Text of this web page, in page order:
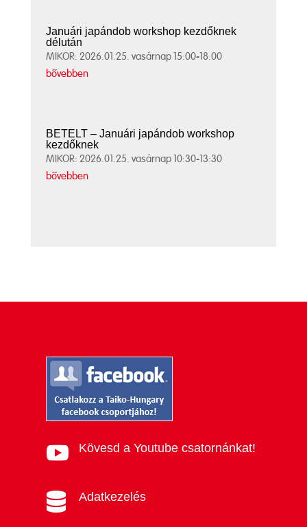
Januári japándob workshop kezdőknek
délután
MIKOR: 2026.01.25. vasárnap 15:00-18:00
bővebben
BETELT – Januári japándob workshop
kezdőknek
MIKOR: 2026.01.25. vasárnap 10:30-13:30
bővebben
 Kövesd a Youtube csatornánkat!
 Adatkezelés